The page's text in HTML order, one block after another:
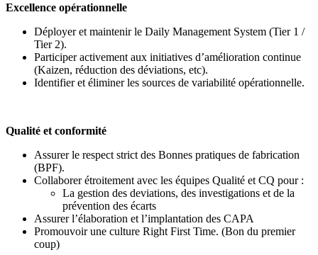
Excellence opérationnelle
Déployer et maintenir le Daily Management System (Tier 1 /
Tier 2).
Participer activement aux initiatives d’amélioration continue
(Kaizen, réduction des déviations, etc).
Identifier et éliminer les sources de variabilité opérationnelle.
Qualité et conformité
Assurer le respect strict des Bonnes pratiques de fabrication
(BPF).
Collaborer étroitement avec les équipes Qualité et CQ pour :
La gestion des deviations, des investigations et de la
prévention des écarts
Assurer l’élaboration et l’implantation des CAPA
Promouvoir une culture Right First Time. (Bon du premier
coup)